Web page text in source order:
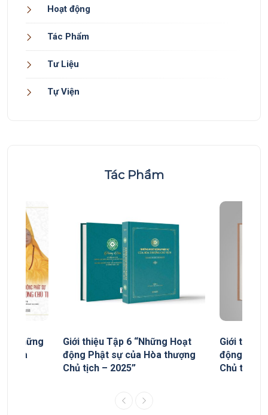
Hoạt động
Tác Phẩm
Tư Liệu
Tự Viện
Tác Phẩm
“Những
Hòa
Giới thiệu Tập 6 “Những Hoạt
động Phật sự của Hòa thượng
Chủ tịch – 2025”
Giới thiệu
động
Chủ tịch”